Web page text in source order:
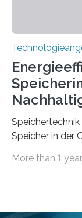
Speicher in der
Hochgeladene
More than 1